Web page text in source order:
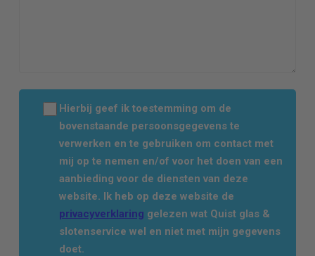
Hierbij geef ik toestemming om de
bovenstaande persoonsgegevens te
verwerken en te gebruiken om contact met
mij op te nemen en/of voor het doen van een
aanbieding voor de diensten van deze
website. Ik heb op deze website de
privacyverklaring gelezen wat Quist glas &
slotenservice wel en niet met mijn gegevens
doet.